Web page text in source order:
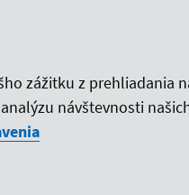
zážitku z prehliadania
návštevnosti